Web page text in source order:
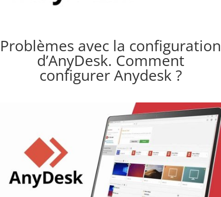
Problèmes avec la configuration
d’AnyDesk. Comment
configurer Anydesk ?